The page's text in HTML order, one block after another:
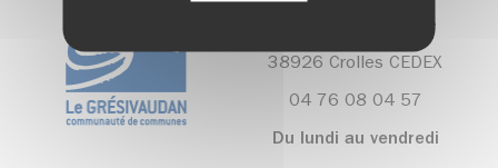
390, rue Henri Fabre
38926 Crolles CEDEX
04 76 08 04 57
Du lundi au vendredi